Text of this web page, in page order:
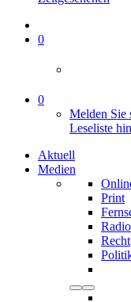
0
0
Melden Sie
Leseliste
Aktuell
Medien
Print
Radio
Recht